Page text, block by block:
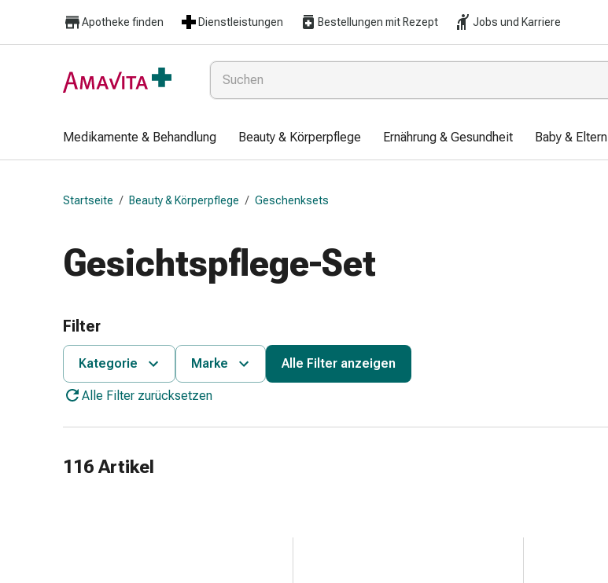
Medikamente
Hautverletzung
&
Faltkompresse
Fixationspflaster
Kompressionsbinde
Pflaster
&
Zubehör
Schlauch-
&
Netzverband
Sonnenbrand
Apotheke finden Dienstleistungen Bestellungen mit Rezept Jobs und Karriere
Medikamente & Behandlung Beauty & Körperpflege Ernährung & Gesundheit Baby & Eltern
Startseite / Beauty & Körperpflege / Geschenksets
Gesichtspflege-Set
Filter
Kategorie Marke Alle Filter anzeigen
Alle Filter zurücksetzen
116 Artikel